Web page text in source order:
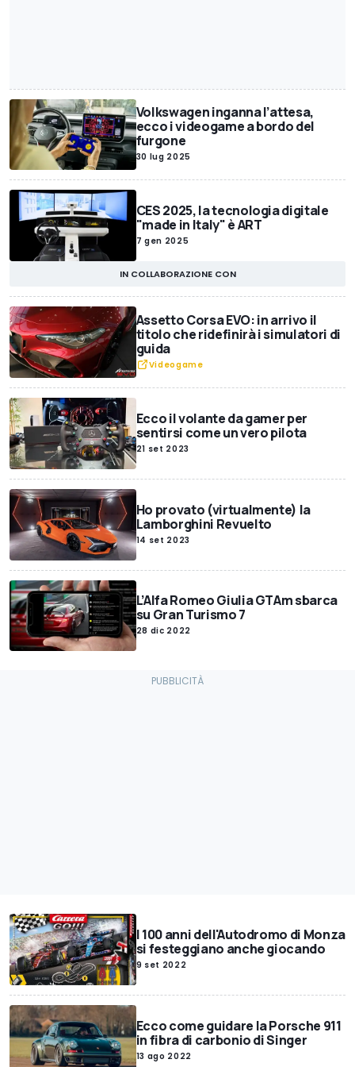
Volkswagen inganna l’attesa,
ecco i videogame a bordo del
furgone
30 lug 2025
CES 2025, la tecnologia digitale
"made in Italy" è ART
7 gen 2025
IN COLLABORAZIONE CON
Assetto Corsa EVO: in arrivo il
titolo che ridefinirà i simulatori di
guida
Videogame
Ecco il volante da gamer per
sentirsi come un vero pilota
21 set 2023
Ho provato (virtualmente) la
Lamborghini Revuelto
14 set 2023
L’Alfa Romeo Giulia GTAm sbarca
su Gran Turismo 7
28 dic 2022
I 100 anni dell'Autodromo di Monza
si festeggiano anche giocando
9 set 2022
Ecco come guidare la Porsche 911
in fibra di carbonio di Singer
13 ago 2022